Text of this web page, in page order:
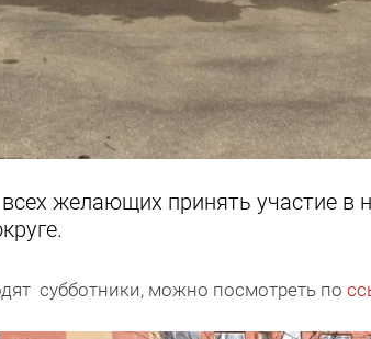
желающих принять участие в
субботники, можно посмотреть по